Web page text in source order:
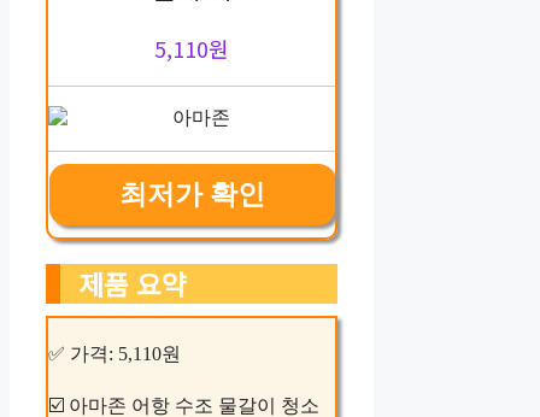
5,110원
최저가 확인
제품 요약
✅ 가격: 5,110원
☑️ 아마존 어항 수조 물갈이 청소